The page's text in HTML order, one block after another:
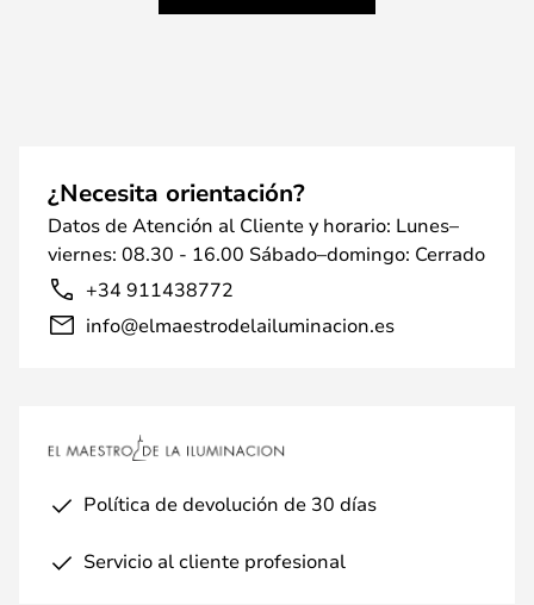
¿Necesita orientación?
Datos de Atención al Cliente y horario: Lunes–
viernes: 08.30 - 16.00 Sábado–domingo: Cerrado
+34 911438772
info@elmaestrodelailuminacion.es
Política de devolución de 30 días
Servicio al cliente profesional